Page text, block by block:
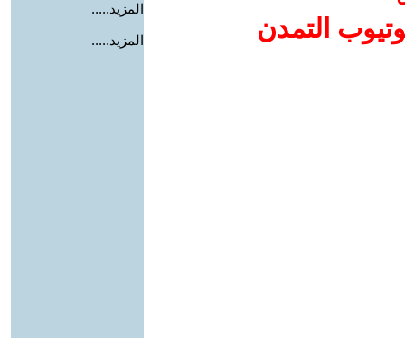
التمدن
المزيد.....
المزيد.....